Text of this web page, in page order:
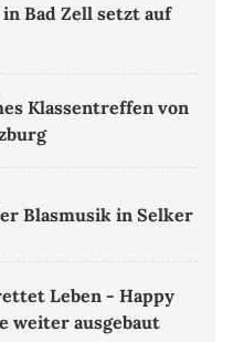
Bad Zell setzt auf
Klassentreffen von
Blasmusik in Selker
Leben - Happy
weiter ausgebaut